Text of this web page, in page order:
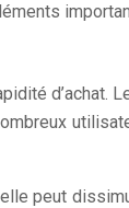
peut